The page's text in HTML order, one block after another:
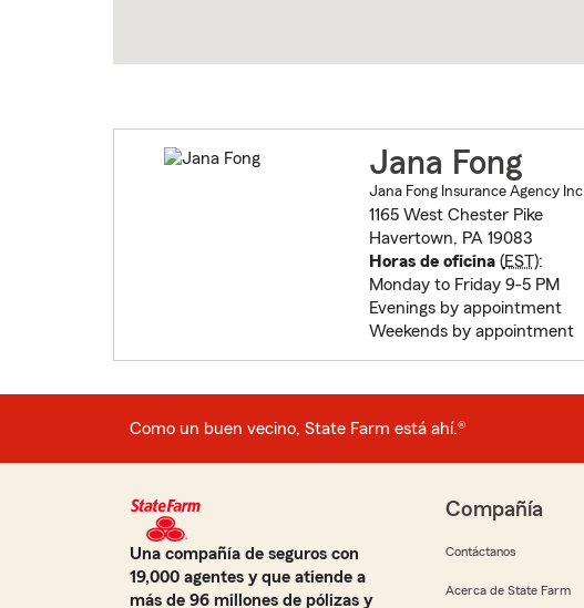
Jana Fong
Jana Fong Insurance Agency Inc
1165 West Chester Pike
Havertown, PA 19083
Horas de oficina(EST):
Monday to Friday 9-5 PM
Evenings by appointment
Weekends by appointment
Como un buen vecino, State Farm está ahí.®
Una compañía de seguros con
19,000 agentes y que atiende a
más de 96 millones de pólizas y
Compañía
Contáctanos
Acerca de State Farm